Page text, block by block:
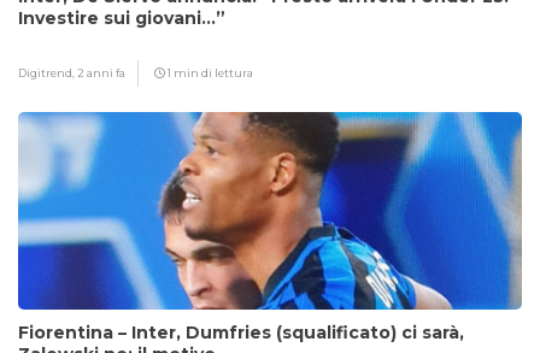
Investire sui giovani…”
Digitrend, 2 anni fa 1 min di lettura
Fiorentina – Inter, Dumfries (squalificato) ci sarà,